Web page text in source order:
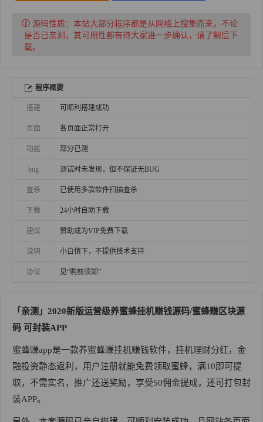
源码性质： 本站大部分程序都是从网络上搜集而来，不论
是否已亲测，其可用性都有待大家进一步确认，请了解后下
载。
程序概要
搭建 可顺利搭建成功
页面 各页面正常打开
功能 部分已测
bug 测试时未发现，但不保证无BUG
查杀 已使用多款软件扫描查杀
下载 24小时自助下载
建议 赞助成为VIP免费下载
说明 小白慎下，不提供技术支持
协议 见“购前须知”
「亲测」2020新版运营级养蜜蜂挂机赚钱源码/蜜蜂赚区块源
码 可封装APP
蜜蜂赚app是一款养蜜蜂赚挂机赚钱软件，挂机理财分红，金
融投资静态返利，用户注册就能免费领取蜜蜂，满10即可提
取，不需实名，推广还送奖励，享受50佣金提成，还可打包封
装APP。